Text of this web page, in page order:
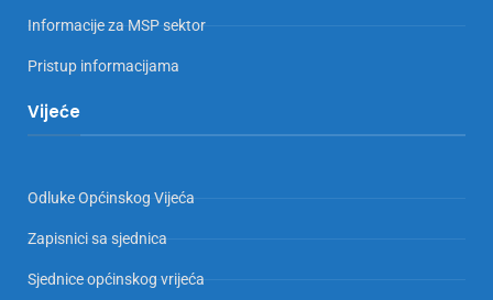
Informacije za MSP sektor
Pristup informacijama
Vijeće
Odluke Općinskog Vijeća
Zapisnici sa sjednica
Sjednice općinskog vrijeća